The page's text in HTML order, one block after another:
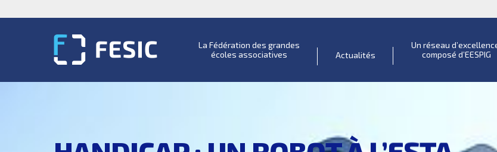
La Fédération des grandes
écoles associatives
Actualités
Un réseau
composé d’EESPIG